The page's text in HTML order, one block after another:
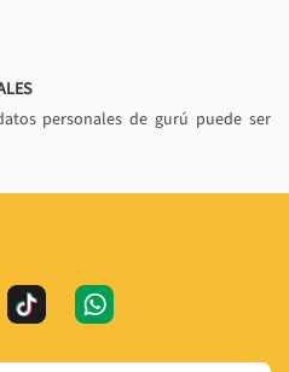
personales de gurú puede ser